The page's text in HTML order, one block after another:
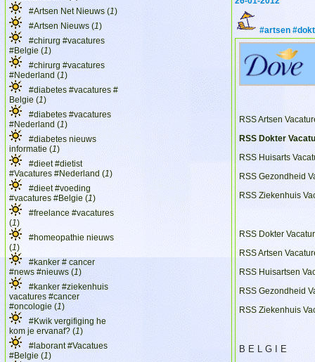
#Artsen Net Nieuws (1)
#Artsen Nieuws (1)
#chirurg #vacatures
#Belgie (1)
#chirurg #vacatures
#Nederland (1)
#diabetes #vacatures #
Belgie (1)
#diabetes #vacatures
#Nederland (1)
#diabetes nieuws
informatie (1)
#dieet #dietist
#Vacatures #Nederland (1)
#dieet #voeding
#vacatures #Belgie (1)
#freelance #vacatures
(1)
#homeopathie nieuws
(1)
#kanker # cancer
#news #nieuws (1)
#kanker #ziekenhuis
vacatures #cancer
#oncologie (1)
#Kwik vergifiging he
kom je ervanaf? (1)
#laborant #Vacatues
#Belgie (1)
#artsen
RSS Artsen
RSS Dokter
RSS Huisarts
RSS Gezondheid
RSS Ziekenhuis
RSS Dokter
RSS Artsen
RSS Huisartsen
RSS Gezondheid
RSS Ziekenhuis
B E L G I E